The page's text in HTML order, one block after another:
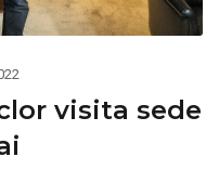
visita sede